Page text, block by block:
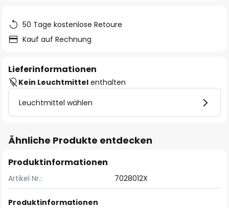
50 Tage kostenlose Retoure
Kauf auf Rechnung
Lieferinformationen
Kein Leuchtmittel enthalten
Leuchtmittel wählen
Ähnliche Produkte entdecken
Produktinformationen
Artikel Nr.: 7028012X
Produktinformationen